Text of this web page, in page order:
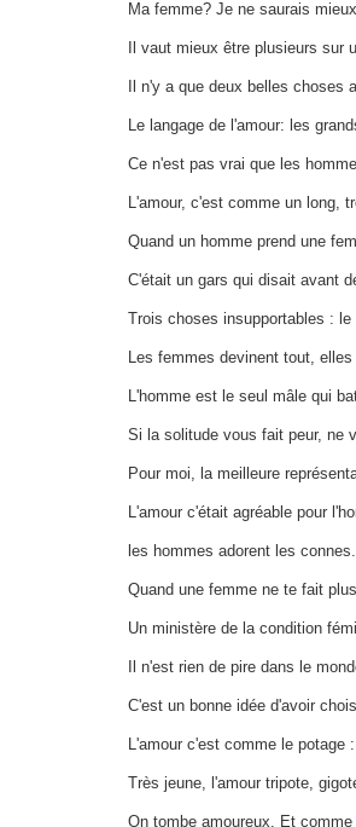
Ma femme? Je ne saurais
Il vaut mieux être plusieurs sur
Il n'y a que deux belles
Le langage de l'amour: les
Ce n'est pas vrai que les
L'amour, c'est comme un long,
Quand un homme prend une
C'était un gars qui disait avant
Trois choses insupportables :
Les femmes devinent tout,
L'homme est le seul mâle qui
Si la solitude vous fait peur, ne
Pour moi, la meilleure
L'amour c'était agréable pour
les hommes adorent les
Quand une femme ne te fait
Un ministère de la condition
Il n'est rien de pire dans le
C'est un bonne idée d'avoir
L'amour c'est comme le potage
Très jeune, l'amour tripote,
On tombe amoureux. Et